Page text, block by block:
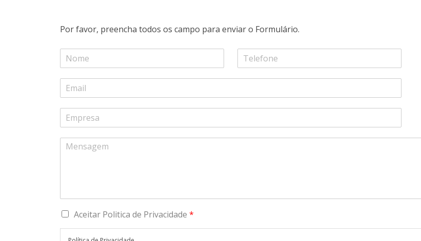
Por favor, preencha todos os campo para enviar o Formulário.
Aceitar Politica de Privacidade *